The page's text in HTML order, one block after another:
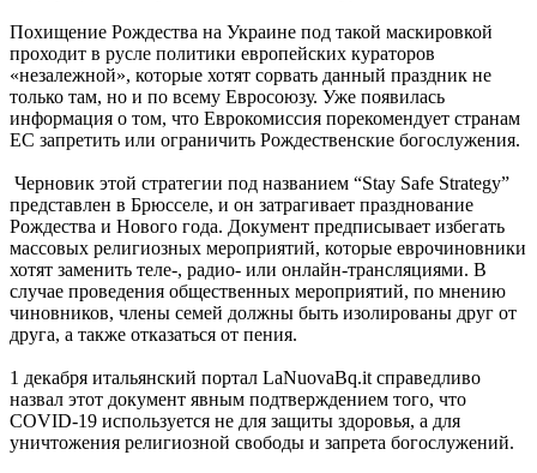
Похищение Рождества на Украине под такой маскировкой
проходит в русле политики европейских кураторов
«незалежной», которые хотят сорвать данный праздник не
только там, но и по всему Евросоюзу. Уже появилась
информация о том, что Еврокомиссия порекомендует странам
ЕС запретить или ограничить Рождественские богослужения.
Черновик этой стратегии под названием “Stay Safe Strategy”
представлен в Брюсселе, и он затрагивает празднование
Рождества и Нового года. Документ предписывает избегать
массовых религиозных мероприятий, которые еврочиновники
хотят заменить теле-, радио- или онлайн-трансляциями. В
случае проведения общественных мероприятий, по мнению
чиновников, члены семей должны быть изолированы друг от
друга, а также отказаться от пения.
1 декабря итальянский портал LaNuovaBq.it справедливо
назвал этот документ явным подтверждением того, что
COVID-19 используется не для защиты здоровья, а для
уничтожения религиозной свободы и запрета богослужений.